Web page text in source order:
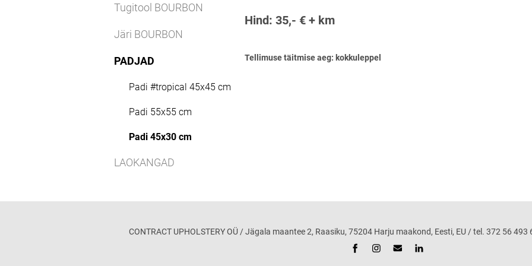
Tugitool BOURBON
Järi BOURBON
PADJAD
Padi #tropical 45x45 cm
Padi 55x55 cm
Padi 45x30 cm
LAOKANGAD
Hind: 35,- € + km
Tellimuse täitmise aeg: kokkuleppel
CONTRACT UPHOLSTERY OÜ / Jägala maantee 2, Raasiku, 75204 Harju maakond, Eesti, EU / tel. 372 56